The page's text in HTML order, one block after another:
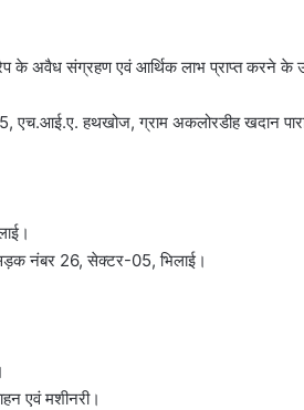
के अवैध संग्रहण एवं आर्थिक लाभ प्राप्त करने के
एच.आई.ए. हथखोज, ग्राम अकलोरडीह खदान
नंबर 26, सेक्टर-05, भिलाई।
एवं मशीनरी।